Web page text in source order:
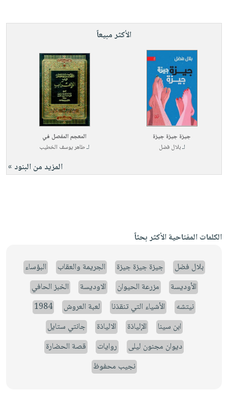
الأكثر مبيعاً
جيزة جيزة جيزة
لـبلال فضل
المعجم المفصل في
لـطاهر يوسف الخطيب
المزيد من البنود »
الكلمات المفتاحية الأكثر بحثاً
بلال فضل جيزة جيزة جيزة الجريمة والعقاب
البؤساء
الأوديسة
مزرعة الحيوان الاوديسة
الخبز الحافي
نيتشه
الأشياء التي تنقذنا لعبة العروش
1984
ابن سينا
الإلياذة الالياذة
جانتي ستايل
ديوان مجنون ليلى
روايات
قصة الحضارة
نجيب محفوظ